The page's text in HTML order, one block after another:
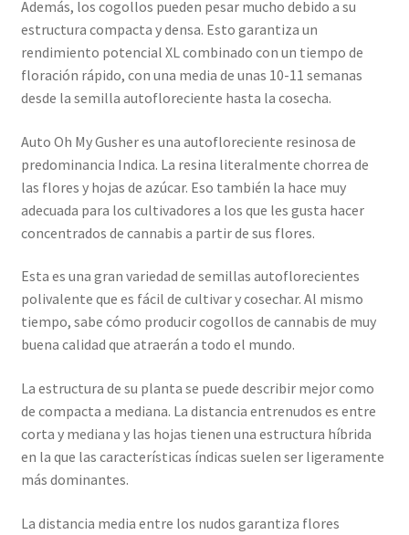
Además, los cogollos pueden pesar mucho debido a su
estructura compacta y densa. Esto garantiza un
rendimiento potencial XL combinado con un tiempo de
floración rápido, con una media de unas 10-11 semanas
desde la semilla autofloreciente hasta la cosecha.
Auto Oh My Gusher es una autofloreciente resinosa de
predominancia Indica. La resina literalmente chorrea de
las flores y hojas de azúcar. Eso también la hace muy
adecuada para los cultivadores a los que les gusta hacer
concentrados de cannabis a partir de sus flores.
Esta es una gran variedad de semillas autoflorecientes
polivalente que es fácil de cultivar y cosechar. Al mismo
tiempo, sabe cómo producir cogollos de cannabis de muy
buena calidad que atraerán a todo el mundo.
La estructura de su planta se puede describir mejor como
de compacta a mediana. La distancia entrenudos es entre
corta y mediana y las hojas tienen una estructura híbrida
en la que las características índicas suelen ser ligeramente
más dominantes.
La distancia media entre los nudos garantiza flores